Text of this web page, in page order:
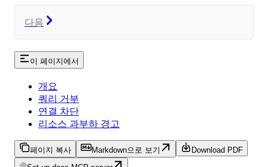
다음
이 페이지에서
개요
쿼리 거부
연결 차단
리소스 과부하 경고
페이지 복사 Markdown으로 보기
Download PDF